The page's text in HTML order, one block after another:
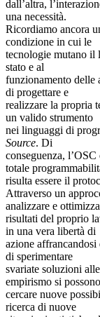
dall’altra,
una necessità.
Ricordiamo ancora
condizione in cui le
tecnologie mutano il
stato e al
funzionamento delle
di progettare e
realizzare la propria
un valido strumento
nei linguaggi di
Source. Di
conseguenza,
totale
risulta essere il
Attraverso un
analizzare e
risultati del proprio
in una vera libertà di
azione
di sperimentare
svariate soluzioni
empirismo si possono
cercare nuove
ricerca di nuove